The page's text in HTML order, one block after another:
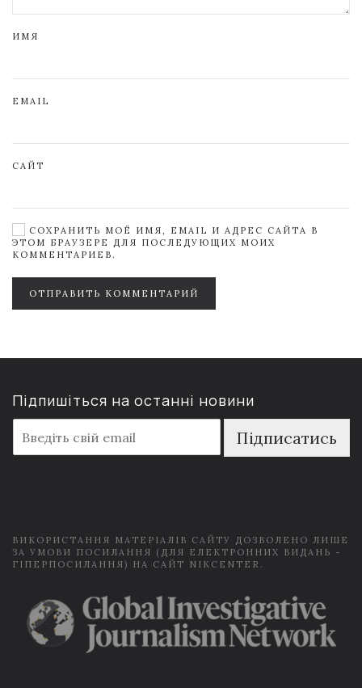
ИМЯ
EMAIL
САЙТ
СОХРАНИТЬ МОЁ ИМЯ, EMAIL И АДРЕС САЙТА В
ЭТОМ БРАУЗЕРЕ ДЛЯ ПОСЛЕДУЮЩИХ МОИХ
КОММЕНТАРИЕВ.
ОТПРАВИТЬ КОММЕНТАРИЙ
Підпишіться на останні новини
m
a
Підписатись
ВИКОРИСТАННЯ МАТЕРІАЛІВ САЙТУ ДОЗВОЛЕНО ЛИШЕ
ЗА УМОВИ ПОСИЛАННЯ (ДЛЯ ЕЛЕКТРОННИХ ВИДАНЬ -
ГІПЕРПОСИЛАННЯ) НА САЙТ NIKCENTER.